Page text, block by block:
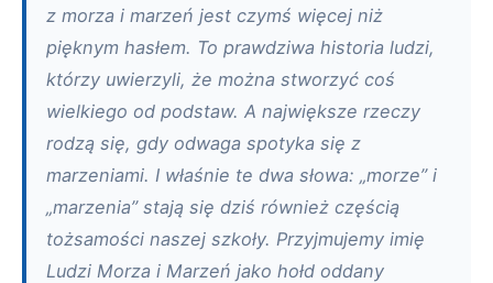
z morza i marzeń jest czymś więcej niż
pięknym hasłem. To prawdziwa historia ludzi,
którzy uwierzyli, że można stworzyć coś
wielkiego od podstaw. A największe rzeczy
rodzą się, gdy odwaga spotyka się z
marzeniami. I właśnie te dwa słowa: „morze” i
„marzenia” stają się dziś również częścią
tożsamości naszej szkoły. Przyjmujemy imię
Ludzi Morza i Marzeń jako hołd oddany